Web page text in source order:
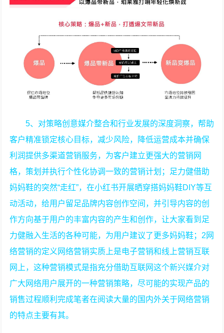
5、对策略创意媒介整合和行业发展的深度洞察，帮助
客户精准锁定核心目标，减少风险，降低运营成本并确保
利润提供多渠道营销服务，为客户建立更强大的营销网
格，策划并执行个性化协调一致的营销计划；足力健借助
妈妈鞋的突然“走红”，在小红书开展晒穿搭妈妈鞋DIY等互
动活动，给用户留足品牌内容创作空间，并引导内容的创
作方向基于用户的丰富内容的产生和创作，让大家看到足
力健融入生活的各种可能，为用户建议了更多妈妈鞋；2网
络营销的定义网络营销实质上是电子营销和线上营销互联
网上，这种营销模式是指充分借助互联网这个新兴媒介对
广大网络用户展开的一种营销策略，尽可能的实现产品的
销售过程顺利完成笔者在阅读大量的国内外关于网络营销
的特点主要有其。